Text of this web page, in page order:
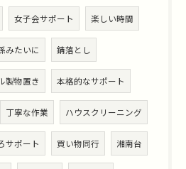
女子会サポート 楽しい時間
みたいに 錆落とし
製物置き 本格的なサポート
丁寧な作業 ハウスクリーニング
サポート 買い物同行 湘南台